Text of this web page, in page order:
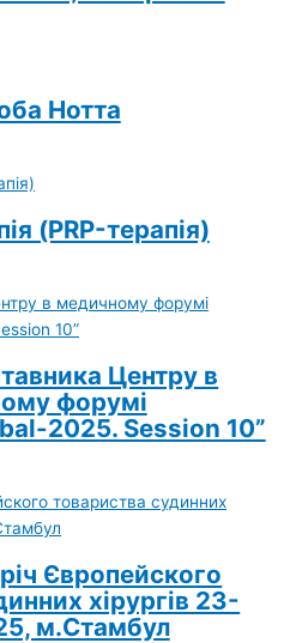
Нотта
(PRP-терапія)
Центру в
форумі
2025. Session 10”
Європейского
хірургів 23-
м.Стамбул